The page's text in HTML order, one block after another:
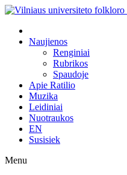
Naujienos
Renginiai
Rubrikos
Spaudoje
Apie Ratilio
Muzika
Leidiniai
Nuotraukos
EN
Susisiek
Menu